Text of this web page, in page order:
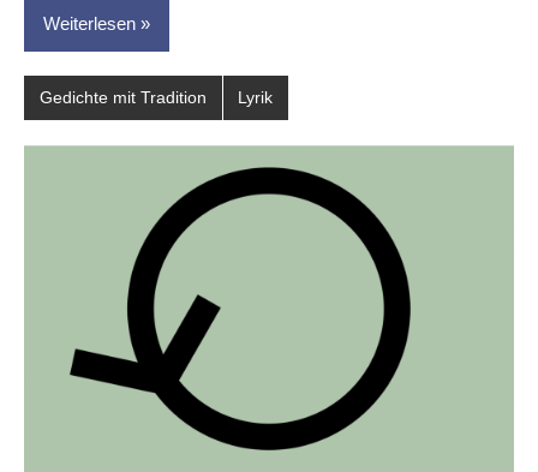
Weiterlesen
Gedichte mit Tradition Lyrik